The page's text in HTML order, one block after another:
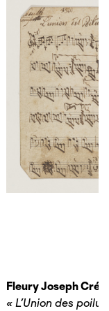
Fleury Joseph
« L’Union des